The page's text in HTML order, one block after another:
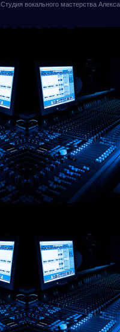
Студия вокального мастерства